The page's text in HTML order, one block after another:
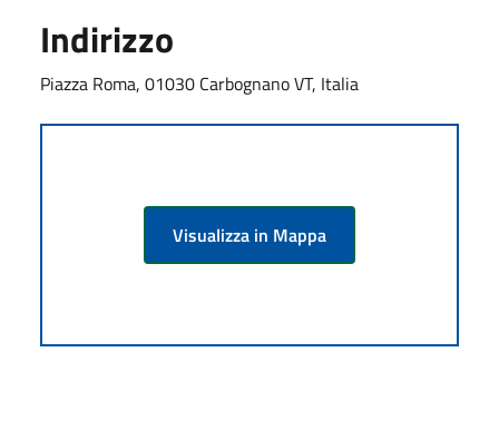
Indirizzo
Piazza Roma, 01030 Carbognano VT, Italia
Visualizza in Mappa